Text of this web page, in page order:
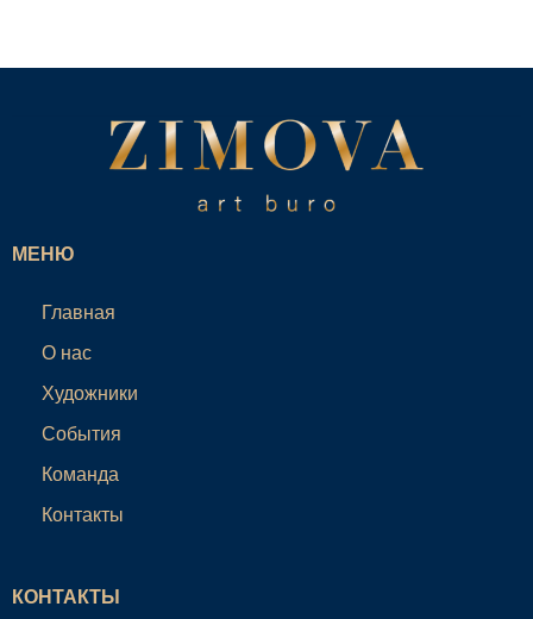
МЕНЮ
Главная
О нас
Художники
События
Команда
Контакты
КОНТАКТЫ